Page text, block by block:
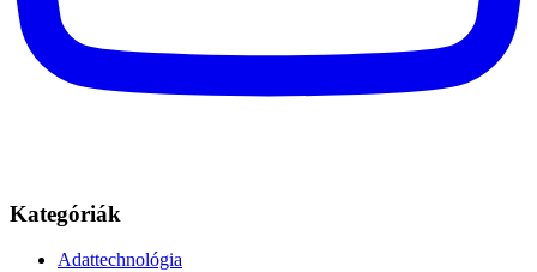
Kategóriák
Adattechnológia